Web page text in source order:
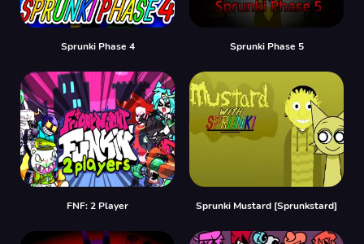
Sprunki Phase 4 Sprunki Phase 5
FNF: 2 Player Sprunki Mustard [Sprunkstard]